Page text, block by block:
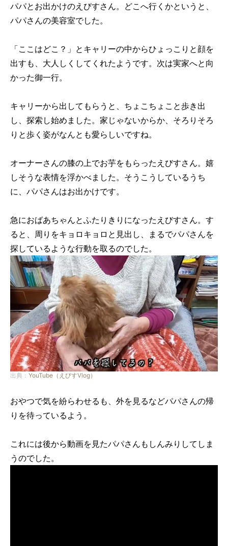
パパとお出かけのえびすさん。どこへ行くかというと、
パパさんの美容室でした。
「ここはどこ？」とキャリーの中からひょっこりと顔を
出すも、大人しくしてくれたようです。次は実家へと向
かった御一行。
キャリーから出してもらうと、ちょこちょこと歩き出
し、探索し始めました。家じゃないからか、そろりそろ
りと歩く姿がなんとも愛らしいですね。
オーナーさんの膝の上でお芋をもらったえびすさん。嬉
しそうな表情を浮かべました。そうこうしているうち
に、パパさんはお出かけです。
急におばあちゃんとふたりきりになったえびすさん。す
ると、周りをキョロキョロと見出し、まるでパパさんを
探しているような行動を取るのでした。
出典： YouTube（えびすVlog）
おやつで気を紛らわせるも、外を見るなどパパさんの帰
りを待っているよう。
これには後から動画を見たパパさんもしんみりしてしま
うのでした。